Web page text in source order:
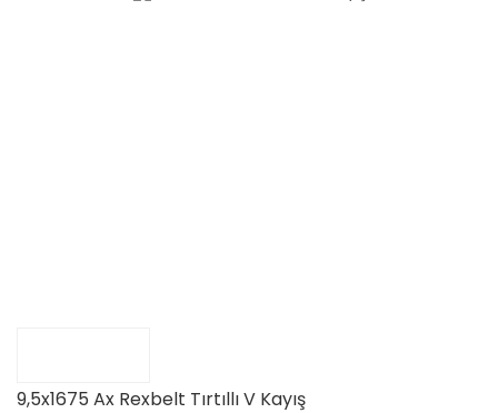
9,5x1675 Ax Rexbelt Tırtıllı V Kayış